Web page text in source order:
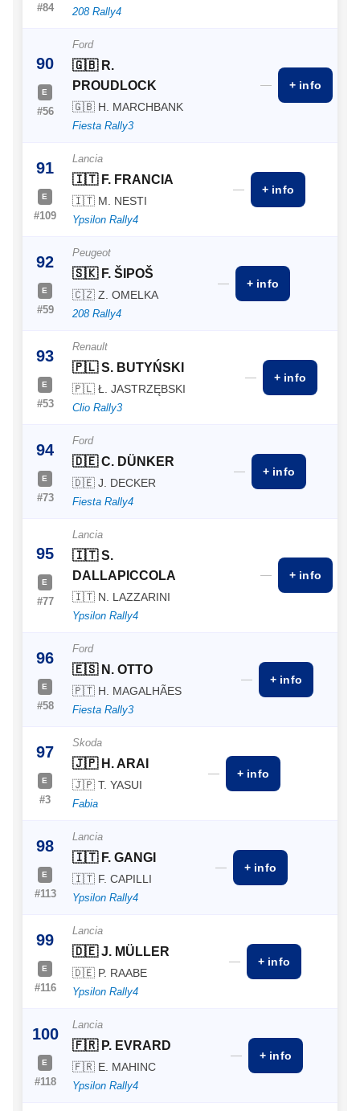
#84 208 Rally4
90
E
#56
Ford
🇬🇧 R.
PROUDLOCK
🇬🇧 H. MARCHBANK
Fiesta Rally3
— + info
91
E
#109
Lancia
🇮🇹 F. FRANCIA
🇮🇹 M. NESTI
Ypsilon Rally4
— + info
92
E
#59
Peugeot
🇸🇰 F. ŠIPOŠ
🇨🇿 Z. OMELKA
208 Rally4
— + info
93
E
#53
Renault
🇵🇱 S. BUTYŃSKI
🇵🇱 Ł. JASTRZĘBSKI
Clio Rally3
— + info
94
E
#73
Ford
🇩🇪 C. DÜNKER
🇩🇪 J. DECKER
Fiesta Rally4
— + info
95
E
#77
Lancia
🇮🇹 S.
DALLAPICCOLA
🇮🇹 N. LAZZARINI
Ypsilon Rally4
— + info
96
E
#58
Ford
🇪🇸 N. OTTO
🇵🇹 H. MAGALHÃES
Fiesta Rally3
— + info
97
E
#3
Skoda
🇯🇵 H. ARAI
🇯🇵 T. YASUI
Fabia
— + info
98
E
#113
Lancia
🇮🇹 F. GANGI
🇮🇹 F. CAPILLI
Ypsilon Rally4
— + info
99
E
#116
Lancia
🇩🇪 J. MÜLLER
🇩🇪 P. RAABE
Ypsilon Rally4
— + info
100
E
#118
Lancia
🇫🇷 P. EVRARD
🇫🇷 E. MAHINC
Ypsilon Rally4
— + info